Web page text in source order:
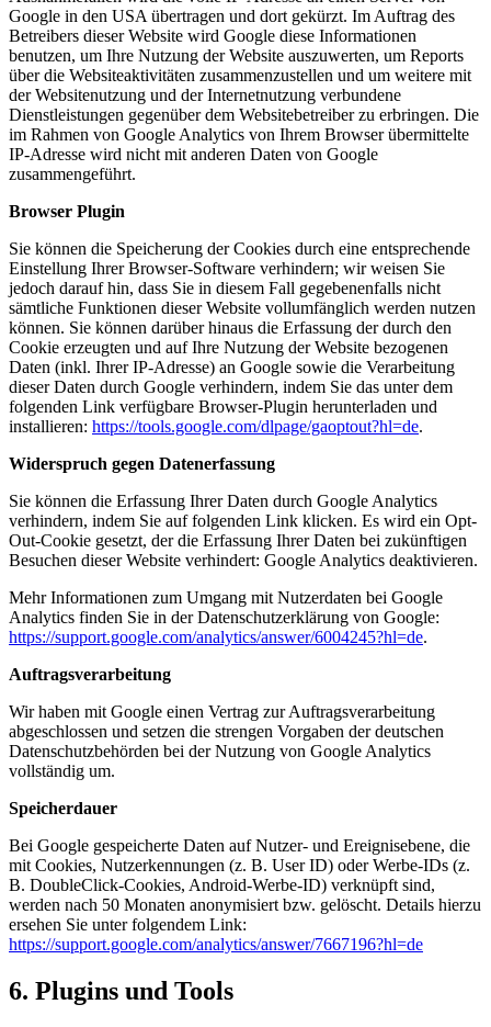
Google in den USA übertragen und dort gekürzt. Im Auftrag des
Betreibers dieser Website wird Google diese Informationen
benutzen, um Ihre Nutzung der Website auszuwerten, um Reports
über die Websiteaktivitäten zusammenzustellen und um weitere mit
der Websitenutzung und der Internetnutzung verbundene
Dienstleistungen gegenüber dem Websitebetreiber zu erbringen. Die
im Rahmen von Google Analytics von Ihrem Browser übermittelte
IP-Adresse wird nicht mit anderen Daten von Google
zusammengeführt.
Browser Plugin
Sie können die Speicherung der Cookies durch eine entsprechende
Einstellung Ihrer Browser-Software verhindern; wir weisen Sie
jedoch darauf hin, dass Sie in diesem Fall gegebenenfalls nicht
sämtliche Funktionen dieser Website vollumfänglich werden nutzen
können. Sie können darüber hinaus die Erfassung der durch den
Cookie erzeugten und auf Ihre Nutzung der Website bezogenen
Daten (inkl. Ihrer IP-Adresse) an Google sowie die Verarbeitung
dieser Daten durch Google verhindern, indem Sie das unter dem
folgenden Link verfügbare Browser-Plugin herunterladen und
installieren: https://tools.google.com/dlpage/gaoptout?hl=de.
Widerspruch gegen Datenerfassung
Sie können die Erfassung Ihrer Daten durch Google Analytics
verhindern, indem Sie auf folgenden Link klicken. Es wird ein Opt-
Out-Cookie gesetzt, der die Erfassung Ihrer Daten bei zukünftigen
Besuchen dieser Website verhindert: Google Analytics deaktivieren.
Mehr Informationen zum Umgang mit Nutzerdaten bei Google
Analytics finden Sie in der Datenschutzerklärung von Google:
https://support.google.com/analytics/answer/6004245?hl=de.
Auftragsverarbeitung
Wir haben mit Google einen Vertrag zur Auftragsverarbeitung
abgeschlossen und setzen die strengen Vorgaben der deutschen
Datenschutzbehörden bei der Nutzung von Google Analytics
vollständig um.
Speicherdauer
Bei Google gespeicherte Daten auf Nutzer- und Ereignisebene, die
mit Cookies, Nutzerkennungen (z. B. User ID) oder Werbe-IDs (z.
B. DoubleClick-Cookies, Android-Werbe-ID) verknüpft sind,
werden nach 50 Monaten anonymisiert bzw. gelöscht. Details hierzu
ersehen Sie unter folgendem Link:
https://support.google.com/analytics/answer/7667196?hl=de
6. Plugins und Tools